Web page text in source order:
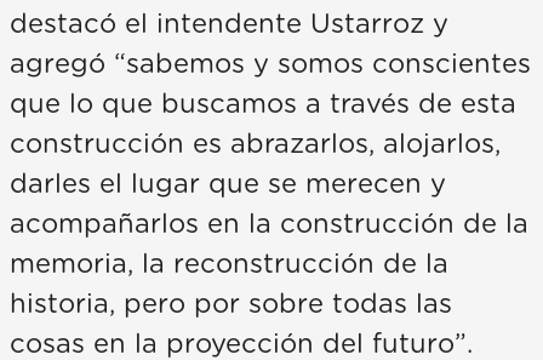
destacó el intendente Ustarroz y
agregó “sabemos y somos conscientes
que lo que buscamos a través de esta
construcción es abrazarlos, alojarlos,
darles el lugar que se merecen y
acompañarlos en la construcción de la
memoria, la reconstrucción de la
historia, pero por sobre todas las
cosas en la proyección del futuro”.